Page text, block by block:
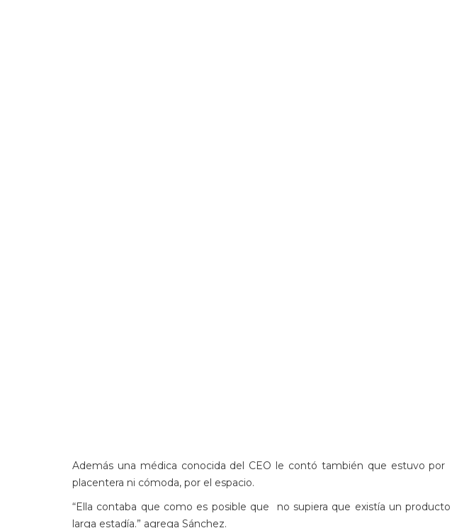
Además una médica conocida del CEO le contó también que estuvo
placentera ni cómoda, por el espacio.
“Ella contaba que como es posible que no supiera que existía un
larga estadía.” agrega Sánchez.